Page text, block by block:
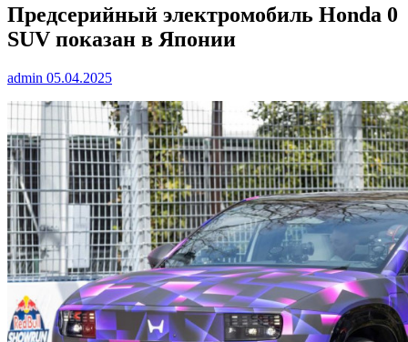
Предсерийный электромобиль Honda 0
SUV показан в Японии
admin 05.04.2025